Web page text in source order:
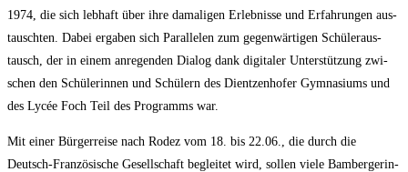
1974, die sich leb­haft über ihre dama­li­gen Erleb­nis­se und Erfah­run­gen aus­
tausch­ten. Dabei erga­ben sich Par­al­le­len zum gegen­wär­ti­gen Schü­ler­aus­
tausch, der in einem anre­gen­den Dia­log dank digi­ta­ler Unter­stüt­zung zwi­
schen den Schü­le­rin­nen und Schü­lern des Dient­zen­ho­fer Gym­na­si­ums und
des Lycée Foch Teil des Pro­gramms war.
Mit einer Bür­ger­rei­se nach Rodez vom 18. bis 22.06., die durch die
Deutsch-Fran­zö­si­sche Gesell­schaft beglei­tet wird, sol­len vie­le Bam­ber­ge­rin­